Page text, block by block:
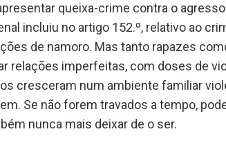
queixa-crime contra o
incluiu no artigo 152.º, relativo ao
de namoro. Mas tanto rapazes
relações imperfeitas, com doses de
cresceram num ambiente familiar
Se não forem travados a tempo,
nunca mais deixar de o ser.